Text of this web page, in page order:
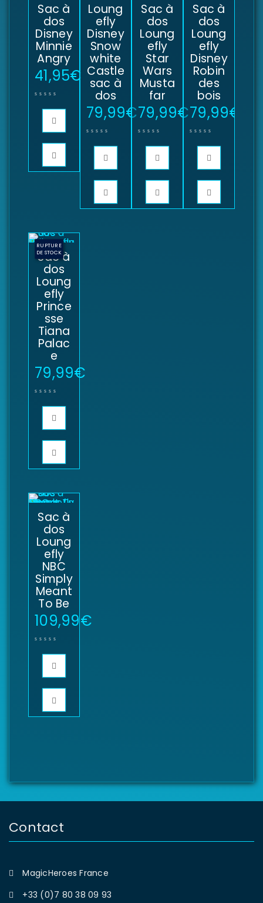
Sac à
dos
Disney
Minnie
Angry
41,95€
Loung
efly
Disney
Snow
white
Castle
sac à
dos
79,99€
Sac à
dos
Loung
efly
Star
Wars
Musta
far
79,99€
Sac à
dos
Loung
efly
Disney
Robin
des
bois
79,99€
RUPTURE
DE STOCK
Sac à
dos
Loung
efly
Prince
sse
Tiana
Palac
e
79,99€
Sac à
dos
Loung
efly
NBC
Simply
Meant
To Be
109,99€
Contact
MagicHeroes France
+33 (0)7 80 38 09 93